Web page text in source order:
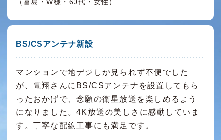
（富島・W様・60代・女性）
BS/CSアンテナ新設
マンションで地デジしか見られず不便でした
が、電翔さんにBS/CSアンテナを設置してもら
ったおかげで、念願の衛星放送を楽しめるよう
になりました。4K放送の美しさに感動していま
す。丁寧な配線工事にも満足です。